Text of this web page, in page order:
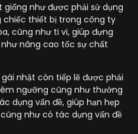
như được phải sử dụng
chiếc thiết bị trong công ty
cũng như ti vi, giúp đựng
nâng cao tốc sự chất
nhật còn tiếp lẽ được phải
ngưỡng cũng như thưởng
dụng vấn đề, giúp hạn hẹp
như có tác dụng vấn đề